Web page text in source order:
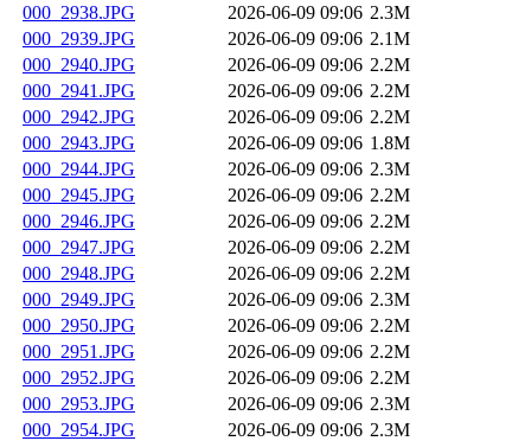
000_2938.JPG
2026-06-09 09:06 2.3M
000_2939.JPG
2026-06-09 09:06 2.1M
000_2940.JPG
2026-06-09 09:06 2.2M
000_2941.JPG
2026-06-09 09:06 2.2M
000_2942.JPG
2026-06-09 09:06 2.2M
000_2943.JPG
2026-06-09 09:06 1.8M
000_2944.JPG
2026-06-09 09:06 2.3M
000_2945.JPG
2026-06-09 09:06 2.2M
000_2946.JPG
2026-06-09 09:06 2.2M
000_2947.JPG
2026-06-09 09:06 2.2M
000_2948.JPG
2026-06-09 09:06 2.2M
000_2949.JPG
2026-06-09 09:06 2.3M
000_2950.JPG
2026-06-09 09:06 2.2M
000_2951.JPG
2026-06-09 09:06 2.2M
000_2952.JPG
2026-06-09 09:06 2.2M
000_2953.JPG
2026-06-09 09:06 2.3M
000_2954.JPG
2026-06-09 09:06 2.3M